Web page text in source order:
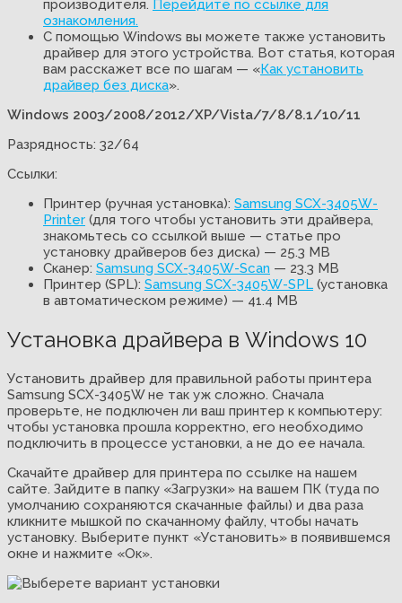
производителя. Перейдите по ссылке для
ознакомления.
С помощью Windows вы можете также установить
драйвер для этого устройства. Вот статья, которая
вам расскажет все по шагам — «Как установить
драйвер без диска».
Windows 2003/2008/2012/XP/Vista/7/8/8.1/10/11
Разрядность: 32/64
Ссылки:
Принтер (ручная установка): Samsung SCX-3405W-
Printer (для того чтобы установить эти драйвера,
знакомьтесь со ссылкой выше — статье про
установку драйверов без диска) — 25.3 MB
Сканер: Samsung SCX-3405W-Scan — 23.3 MB
Принтер (SPL): Samsung SCX-3405W-SPL (установка
в автоматическом режиме) — 41.4 MB
Установка драйвера в Windows 10
Установить драйвер для правильной работы принтера
Samsung SCX-3405W не так уж сложно. Сначала
проверьте, не подключен ли ваш принтер к компьютеру:
чтобы установка прошла корректно, его необходимо
подключить в процессе установки, а не до ее начала.
Скачайте драйвер для принтера по ссылке на нашем
сайте. Зайдите в папку «Загрузки» на вашем ПК (туда по
умолчанию сохраняются скачанные файлы) и два раза
кликните мышкой по скачанному файлу, чтобы начать
установку. Выберите пункт «Установить» в появившемся
окне и нажмите «Ок».